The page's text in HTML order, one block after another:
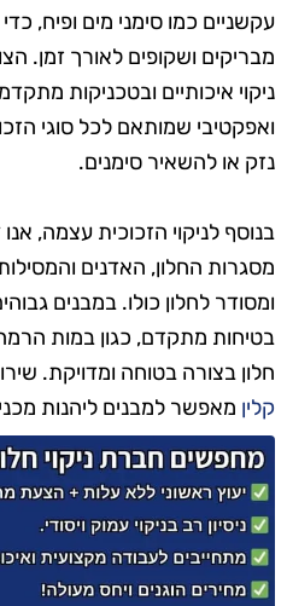
עקשניים כמו סימני מים ופיח,
מבריקים ושקופים לאורך זמן.
ניקוי איכותיים ובטכניקות
ואפקטיבי שמותאם לכל סוגי
נזק או להשאיר סימנים.
בנוסף לניקוי הזכוכית עצמה,
מסגרות החלון, האדנים
ומסודר לחלון כולו. במבנים
בטיחות מתקדם, כגון במות
חלון בצורה בטוחה ומדויקת.
קלין מאפשר למבנים ליהנות
אסתטית מרשימה, עם תוצאות